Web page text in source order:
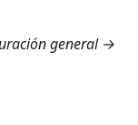
general →